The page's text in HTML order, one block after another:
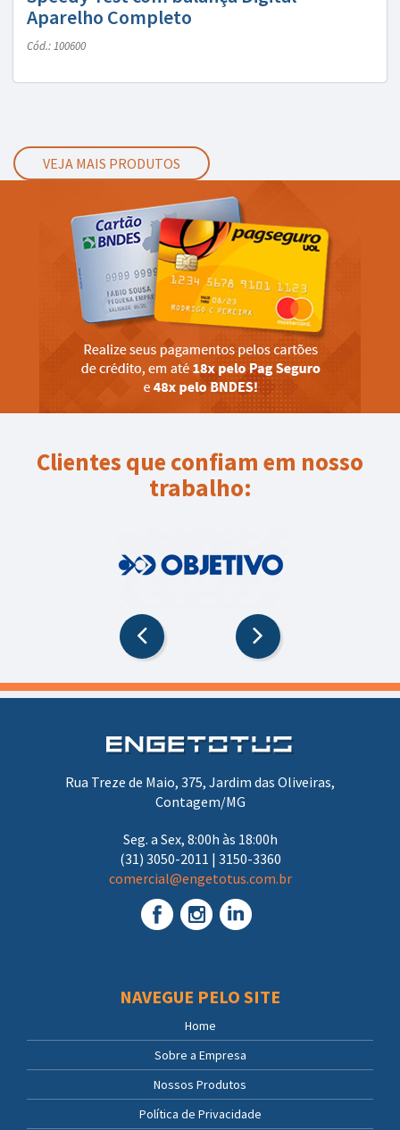
Aparelho Completo
Cód.: 100600
VEJA MAIS PRODUTOS
Clientes que confiam em nosso
trabalho:
Rua Treze de Maio, 375, Jardim das Oliveiras,
Contagem/MG
Seg. a Sex, 8:00h às 18:00h
(31) 3050-2011 | 3150-3360
comercial@engetotus.com.br
NAVEGUE PELO SITE
Home
Sobre a Empresa
Nossos Produtos
Política de Privacidade